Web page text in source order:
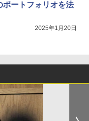
ートフォリオを法
2025年1月20日